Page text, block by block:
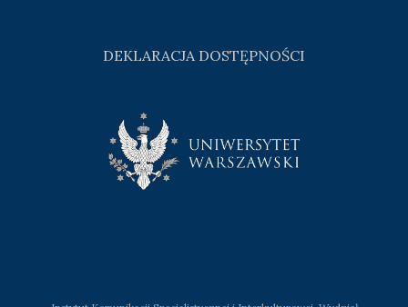
DEKLARACJA DOSTĘPNOŚCI